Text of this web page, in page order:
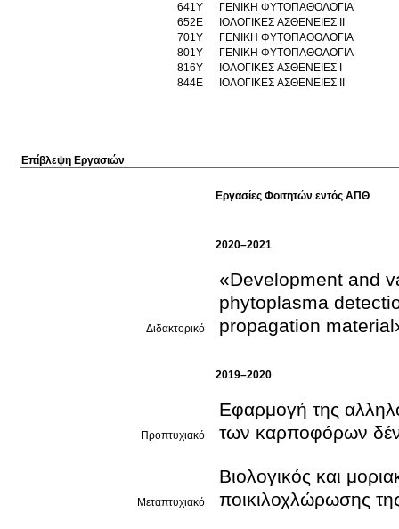
641Υ
ΓΕΝΙΚΗ ΦΥΤΟΠΑΘΟΛΟΓΙΑ
652Ε
ΙΟΛΟΓΙΚΕΣ ΑΣΘΕΝΕΙΕΣ ΙΙ
701Υ
ΓΕΝΙΚΗ ΦΥΤΟΠΑΘΟΛΟΓΙΑ
801Υ
ΓΕΝΙΚΗ ΦΥΤΟΠΑΘΟΛΟΓΙΑ
816Υ
ΙΟΛΟΓΙΚΕΣ ΑΣΘΕΝΕΙΕΣ Ι
844Ε
ΙΟΛΟΓΙΚΕΣ ΑΣΘΕΝΕΙΕΣ ΙΙ
Επίβλεψη Εργασιών
Εργασίες Φοιτητών εντός ΑΠΘ
2020–2021
Διδακτορικό
«Development and
phytoplasma
propagation
2019–2020
Προπτυχιακό
Εφαρμογή της
των καρποφόρων
Μεταπτυχιακό
Βιολογικός και
ποικιλοχλώρωσης